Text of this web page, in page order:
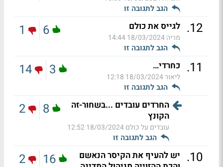
הגב לתגובה זו
12
. לגייס את כולם
מריה18/03/2024 14:44
הגב לתגובה זו
6
1
11
. כחרדי…
ליאור18/03/2024 12:18
הגב לתגובה זו
3
14
החרדים עובדים ...בשחור-זה
הקונץ
עובדים על כולם18/03/2024 12:52
הגב לתגובה זו
8
2
10
. יש להעיף את הקיסר הנאשם
16
2